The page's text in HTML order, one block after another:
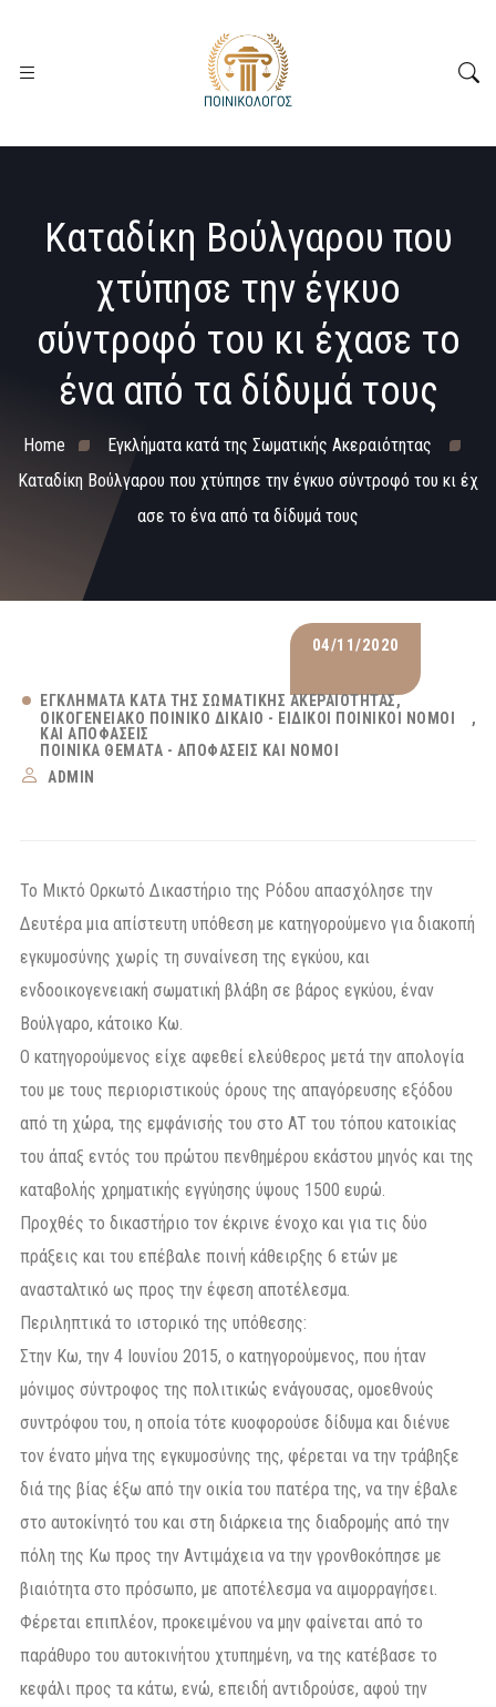
Καταδίκη Βούλγαρου που
χτύπησε την έγκυο
σύντροφό του κι έχασε το
ένα από τα δίδυμά τους
Home
Εγκλήματα κατά της Σωματικής Ακεραιότητας
Καταδίκη Βούλγαρου που χτύπησε την έγκυο σύντροφό του κι έχ
ασε το ένα από τα δίδυμά τους
04/11/2020
ΕΓΚΛΉΜΑΤΑ ΚΑΤΆ ΤΗΣ ΣΩΜΑΤΙΚΉΣ ΑΚΕΡΑΙΌΤΗΤΑΣ
ΟΙΚΟΓΕΝΕΙΑΚΌ ΠΟΙΝΙΚΌ ΔΊΚΑΙΟ - ΕΙΔΙΚΟΊ ΠΟΙΝΙΚΟΊ ΝΌΜΟΙ
ΚΑΙ ΑΠΟΦΆΣΕΙΣ
ΠΟΙΝΙΚΆ ΘΈΜΑΤΑ - ΑΠΟΦΆΣΕΙΣ ΚΑΙ ΝΌΜΟΙ
ADMIN
Το Μικτό Ορκωτό Δικαστήριο της Ρόδου απασχόλησε την
Δευτέρα μια απίστευτη υπόθεση με κατηγορούμενο για διακοπή
εγκυμοσύνης χωρίς τη συναίνεση της εγκύου, και
ενδοοικογενειακή σωματική βλάβη σε βάρος εγκύου, έναν
Βούλγαρο, κάτοικο Κω.
Ο κατηγορούμενος είχε αφεθεί ελεύθερος μετά την απολογία
του με τους περιοριστικούς όρους της απαγόρευσης εξόδου
από τη χώρα, της εμφάνισής του στο AT του τόπου κατοικίας
του άπαξ εντός του πρώτου πενθημέρου εκάστου μηνός και της
καταβολής χρηματικής εγγύησης ύψους 1500 ευρώ.
Προχθές το δικαστήριο τον έκρινε ένοχο και για τις δύο
πράξεις και του επέβαλε ποινή κάθειρξης 6 ετών με
ανασταλτικό ως προς την έφεση αποτέλεσμα.
Περιληπτικά το ιστορικό της υπόθεσης:
Στην Κω, την 4 Ιουνίου 2015, ο κατηγορούμενος, που ήταν
μόνιμος σύντροφος της πολιτικώς ενάγουσας, ομοεθνούς
συντρόφου του, η οποία τότε κυοφορούσε δίδυμα και διένυε
τον ένατο μήνα της εγκυμοσύνης της, φέρεται να την τράβηξε
διά της βίας έξω από την οικία του πατέρα της, να την έβαλε
στο αυτοκίνητό του και στη διάρκεια της διαδρομής από την
πόλη της Κω προς την Αντιμάχεια να την γρονθοκόπησε με
βιαιότητα στο πρόσωπο, με αποτέλεσμα να αιμορραγήσει.
Φέρεται επιπλέον, προκειμένου να μην φαίνεται από το
παράθυρο του αυτοκινήτου χτυπημένη, να της κατέβασε το
κεφάλι προς τα κάτω, ενώ, επειδή αντιδρούσε, αφού την